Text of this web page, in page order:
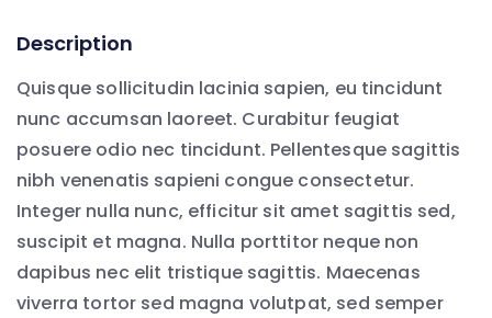
Description
Quisque sollicitudin lacinia sapien, eu tincidunt
nunc accumsan laoreet. Curabitur feugiat
posuere odio nec tincidunt. Pellentesque sagittis
nibh venenatis sapieni congue consectetur.
Integer nulla nunc, efficitur sit amet sagittis sed,
suscipit et magna. Nulla porttitor neque non
dapibus nec elit tristique sagittis. Maecenas
viverra tortor sed magna volutpat, sed semper